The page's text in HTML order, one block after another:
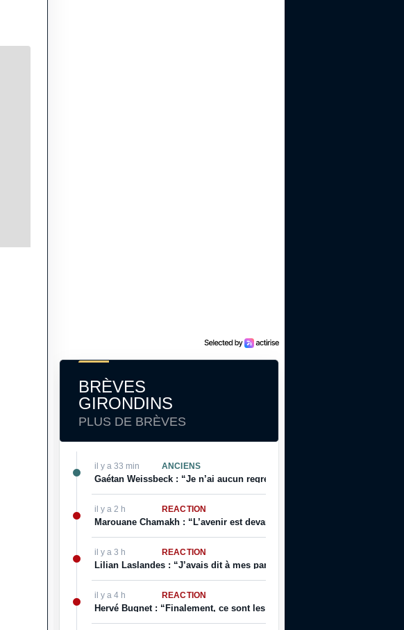
BRÈVES
GIRONDINS
PLUS DE BRÈVES
il y a 33 min ANCIENS
Gaétan Weissbeck : “Je n’ai aucun regret sur mon choix qui a été fait
il y a 2 h RÉACTION
Marouane Chamakh : “L’avenir est devant nous, et je serai bientôt prêt”
il y a 3 h RÉACTION
Lilian Laslandes : “J’avais dit à mes parents que j’allais déchirer le
il y a 4 h RÉACTION
Hervé Bugnet : “Finalement, ce sont les salariés, les supporters, les